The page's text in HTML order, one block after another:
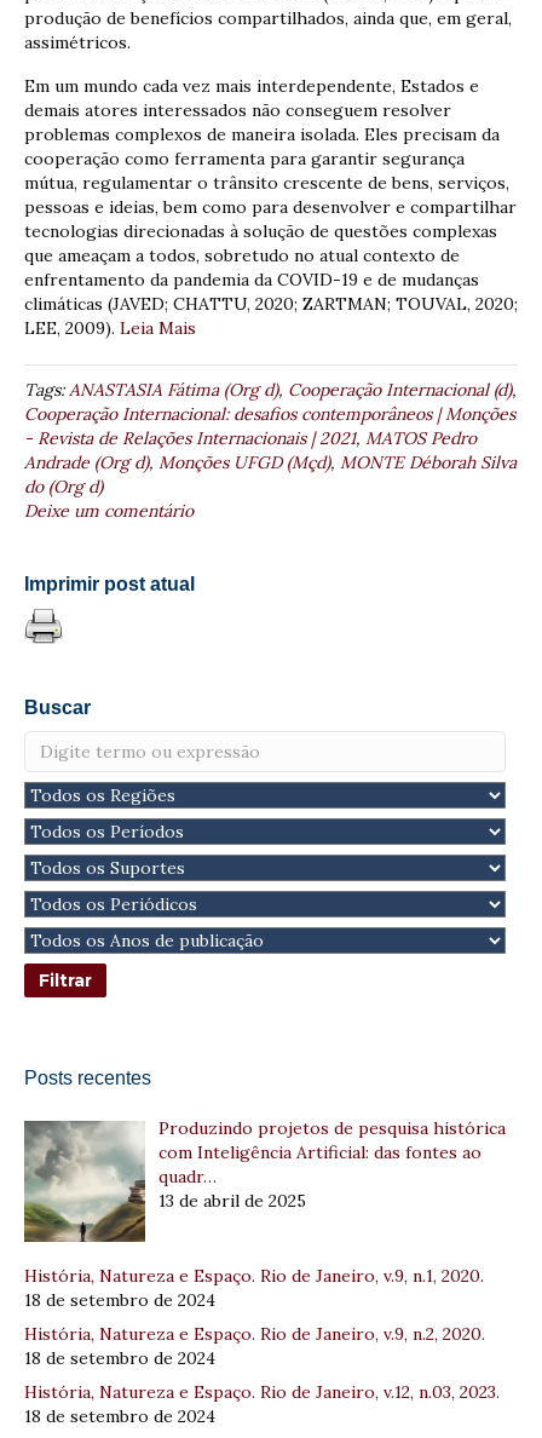
produção de benefícios compartilhados, ainda que, em geral,
assimétricos.
Em um mundo cada vez mais interdependente, Estados e
demais atores interessados não conseguem resolver
problemas complexos de maneira isolada. Eles precisam da
cooperação como ferramenta para garantir segurança
mútua, regulamentar o trânsito crescente de bens, serviços,
pessoas e ideias, bem como para desenvolver e compartilhar
tecnologias direcionadas à solução de questões complexas
que ameaçam a todos, sobretudo no atual contexto de
enfrentamento da pandemia da COVID-19 e de mudanças
climáticas (JAVED; CHATTU, 2020; ZARTMAN; TOUVAL, 2020;
LEE, 2009). Leia Mais
Tags:ANASTASIA Fátima (Org d), Cooperação Internacional (d),
Cooperação Internacional: desafios contemporâneos | Monções
- Revista de Relações Internacionais | 2021, MATOS Pedro
Andrade (Org d), Monções UFGD (Mçd), MONTE Déborah Silva
do (Org d)
Deixe um comentário
Imprimir post atual
Buscar
Posts recentes
Produzindo projetos de pesquisa histórica
com Inteligência Artificial: das fontes ao
quadr…
13 de abril de 2025
História, Natureza e Espaço. Rio de Janeiro, v.9, n.1, 2020.
18 de setembro de 2024
História, Natureza e Espaço. Rio de Janeiro, v.9, n.2, 2020.
18 de setembro de 2024
História, Natureza e Espaço. Rio de Janeiro, v.12, n.03, 2023.
18 de setembro de 2024